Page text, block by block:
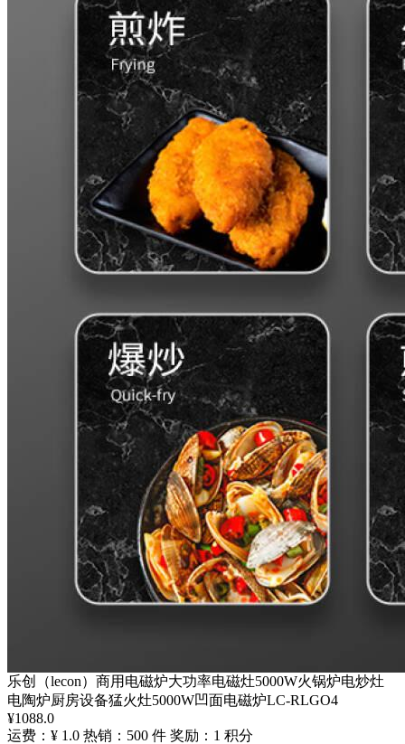
乐创（lecon）商用电磁炉大功率电磁灶5000W火锅炉电炒灶
电陶炉厨房设备猛火灶5000W凹面电磁炉LC-RLGO4
¥1088.0
运费：¥ 1.0 热销：500 件 奖励：1 积分